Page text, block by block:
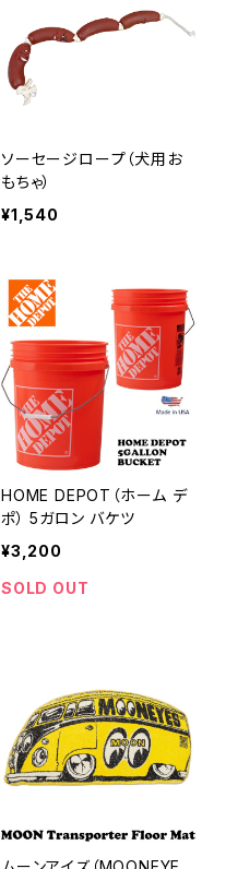
ソーセージロープ（犬用お
もちゃ）
¥1,540
HOME DEPOT（ホーム デ
ポ） 5ガロン バケツ
¥3,200
SOLD OUT